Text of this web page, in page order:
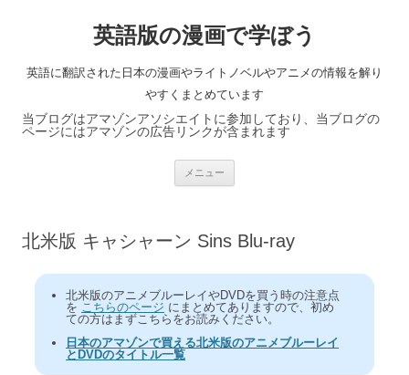
英語版の漫画で学ぼう
英語に翻訳された日本の漫画やライトノベルやアニメの情報を解り
やすくまとめています
当ブログはアマゾンアソシエイトに参加しており、当ブログの
ページにはアマゾンの広告リンクが含まれます
メニュー
ス
北米版 キャシャーン Sins Blu-ray
北米版のアニメブルーレイやDVDを買う時の注意点
を こちらのページ にまとめてありますので、初め
ての方はまずこちらをお読みください。
日本のアマゾンで買える北米版のアニメブルーレイ
とDVDのタイトル一覧